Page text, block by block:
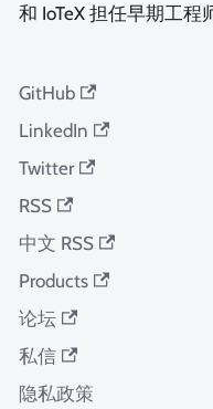
和 IoTeX 担任早期工程
GitHub
LinkedIn
Twitter
RSS
中文 RSS
Products
论坛
私信
隐私政策